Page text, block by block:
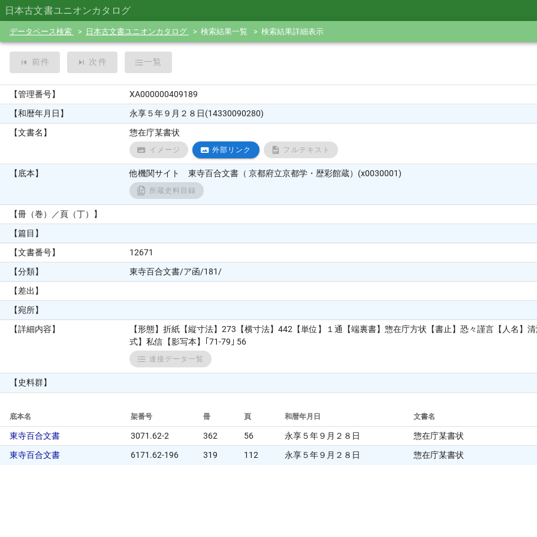
日本古文書ユニオンカタログ
データベース検索 日本古文書ユニオンカタログ 検索結果一覧 検索結果詳細表示
前件 次件 一覧
【管理番号】
XA000000409189
【和暦年月日】
永享５年９月２８日(14330090280)
【文書名】
惣在庁某書状
イメージ 外部リンク フルテキスト
【底本】 他機関サイト 東寺百合文書（ 京都府立京都学・歴彩館蔵）(x0030001)
所蔵史料目録
【冊（巻）／頁（丁）】
【篇目】
【文書番号】
12671
【分類】
東寺百合文書/ア函/181/
【差出】
【宛所】
【詳細内容】
【形態】折紙【縦寸法】273【横寸法】442【単位】１通【端裏書】惣在庁方状【書止】恐々謹言【人名】
式】私信【影写本】｢71-79｣ 56
連接データ一覧
【史料群】
底本名 架番号 冊 頁 和暦年月日 文書名
東寺百合文書 3071.62-2 362 56 永享５年９月２８日
惣在庁某書状
東寺百合文書
6171.62-196 319 112 永享５年９月２８日 惣在庁某書状